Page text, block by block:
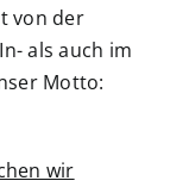
von der
als auch im
Motto:
wir